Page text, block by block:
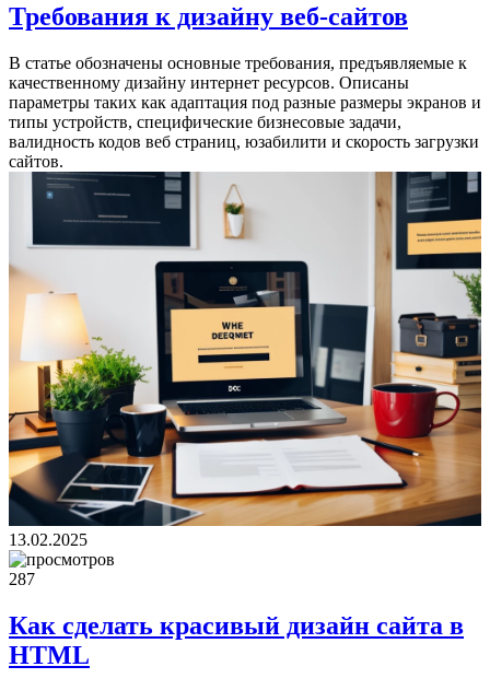
Требования к дизайну веб-сайтов
В статье обозначены основные требования, предъявляемые к
качественному дизайну интернет ресурсов. Описаны
параметры таких как адаптация под разные размеры экранов и
типы устройств, специфические бизнесовые задачи,
валидность кодов веб страниц, юзабилити и скорость загрузки
сайтов.
13.02.2025
287
Как сделать красивый дизайн сайта в
HTML